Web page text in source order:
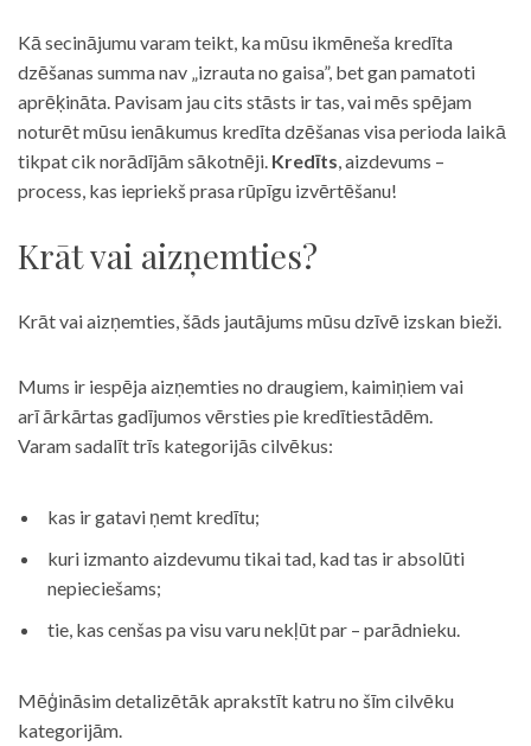
Kā secinājumu varam teikt, ka mūsu ikmēneša kredīta
dzēšanas summa nav „izrauta no gaisa”, bet gan pamatoti
aprēķināta. Pavisam jau cits stāsts ir tas, vai mēs spējam
noturēt mūsu ienākumus kredīta dzēšanas visa perioda laikā
tikpat cik norādījām sākotnēji. Kredīts, aizdevums –
process, kas iepriekš prasa rūpīgu izvērtēšanu!
Krāt vai aizņemties?
Krāt vai aizņemties, šāds jautājums mūsu dzīvē izskan bieži.
Mums ir iespēja aizņemties no draugiem, kaimiņiem vai
arī ārkārtas gadījumos vērsties pie kredītiestādēm.
Varam sadalīt trīs kategorijās cilvēkus:
kas ir gatavi ņemt kredītu;
kuri izmanto aizdevumu tikai tad, kad tas ir absolūti
nepieciešams;
tie, kas cenšas pa visu varu nekļūt par – parādnieku.
Mēģināsim detalizētāk aprakstīt katru no šīm cilvēku
kategorijām.